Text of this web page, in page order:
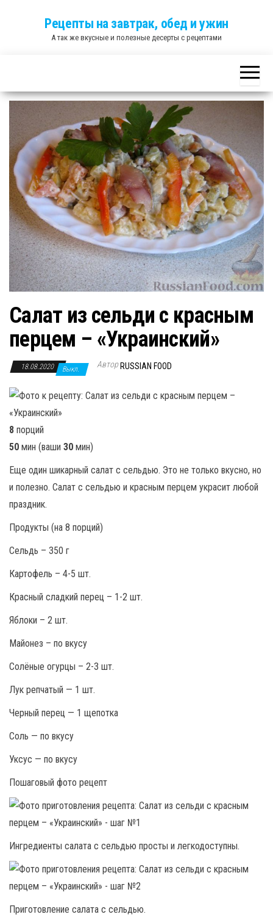
Рецепты на завтрак, обед и ужин
А так же вкусные и полезные десерты с рецептами
Салат из сельди с красным
перцем – «Украинский»
18.08.2020 Выкл. Автор RUSSIAN FOOD
8 порций
50 мин (ваши 30 мин)
Еще один шикарный салат с сельдью. Это не только вкусно, но
и полезно. Салат с сельдью и красным перцем украсит любой
праздник.
Продукты (на 8 порций)
Сельдь – 350 г
Картофель – 4-5 шт.
Красный сладкий перец – 1-2 шт.
Яблоки – 2 шт.
Майонез – по вкусу
Солёные огурцы – 2-3 шт.
Лук репчатый — 1 шт.
Черный перец — 1 щепотка
Соль — по вкусу
Уксус — по вкусу
Пошаговый фото рецепт
Ингредиенты салата с сельдью просты и легкодоступны.
Приготовление салата с сельдью.